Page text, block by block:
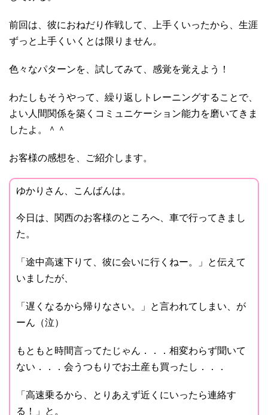
前回は、彼におねだり作戦して、上手くいったから、生涯
ずっと上手くいくとは限りません。
色々なパターンを、試してみて、感覚を覚えよう！
わたしもそうやって、繰り返しトレーニングすることで、
よい人間関係を築くコミュニケーション能力を磨いてきま
したよ。＾＾
お客様の感想を、ご紹介します。
ゆかりさん、こんばんは。
今日は、関西のお客様のところへ、車で行ってきまし
た。
「途中高速下りて、彼に会いに行くねー。」と伝えて
いましたが、
「遅くなるから帰りなさい。」と言われてしまい、が
ーん（泣）
もともと時間言ってたじゃん．．．相変わらず聞いて
ない．．．会うつもりでお土産も買ったし．．．
「高速乗るから、とりあえず近くにいったら連絡す
る！」と。